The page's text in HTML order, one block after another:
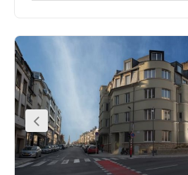
Stadtzentrum von Luxemburg. Das
umgeben von Restaurants,
notwendigen Annehmlichkeiten. Im
geprägten Stadtteil vollziehen sich
Veränderungen.